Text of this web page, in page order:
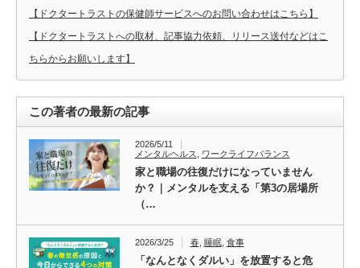
【ドクタートラストの保健師サービスへのお問い合わせはこちら】
【ドクタートラストへの取材、記事協力依頼、リリース送付などはこ
ちらからお願いします】
この著者の最新の記事
2026/5/11
メンタルヘルス
ワークライフバランス
家と職場の往復だけになっていません
か？｜メンタルを支える「第3の居場所
（…
2026/3/25 春, 睡眠, 食事
「なんとなくダルい」を放置すると危